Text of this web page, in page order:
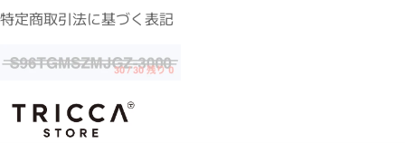
特定商取引法に基づく表記